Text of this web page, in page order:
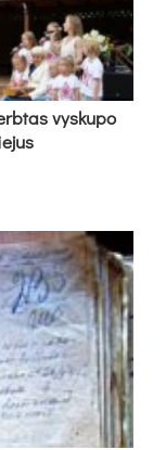
vys­ku­po